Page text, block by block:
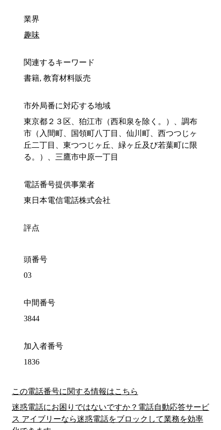
業界
趣味
関連するキーワード
書籍, 教育材料販売
市外局番に対応する地域
東京都２３区、狛江市（西和泉を除く。）、調布
市（入間町、国領町八丁目、仙川町、西つつじヶ
丘二丁目、東つつじヶ丘、緑ヶ丘及び若葉町に限
る。）、三鷹市中原一丁目
電話番号提供事業者
東日本電信電話株式会社
評点
頭番号
03
中間番号
3844
加入者番号
1836
この電話番号に関する情報はこちら
迷惑電話にお困りではないですか？電話自動応答サービ
ス アイブリーなら迷惑電話をブロックして業務を効率